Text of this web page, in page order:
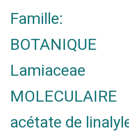
Famille:
BOTANIQUE
Lamiaceae
MOLECULAIRE
acétate de